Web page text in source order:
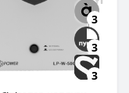
3
3
3